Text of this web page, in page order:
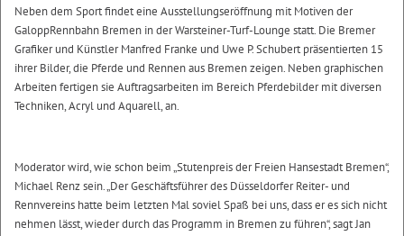
Neben dem Sport findet eine Ausstellungseröffnung mit Motiven der
GaloppRennbahn Bremen in der Warsteiner-Turf-Lounge statt. Die Bremer
Grafiker und Künstler Manfred Franke und Uwe P. Schubert präsentierten 15
ihrer Bilder, die Pferde und Rennen aus Bremen zeigen. Neben graphischen
Arbeiten fertigen sie Auftragsarbeiten im Bereich Pferdebilder mit diversen
Techniken, Acryl und Aquarell, an.
Moderator wird, wie schon beim „Stutenpreis der Freien Hansestadt Bremen“,
Michael Renz sein. „Der Geschäftsführer des Düsseldorfer Reiter- und
Rennvereins hatte beim letzten Mal soviel Spaß bei uns, dass er es sich nicht
nehmen lässt, wieder durch das Programm in Bremen zu führen“, sagt Jan